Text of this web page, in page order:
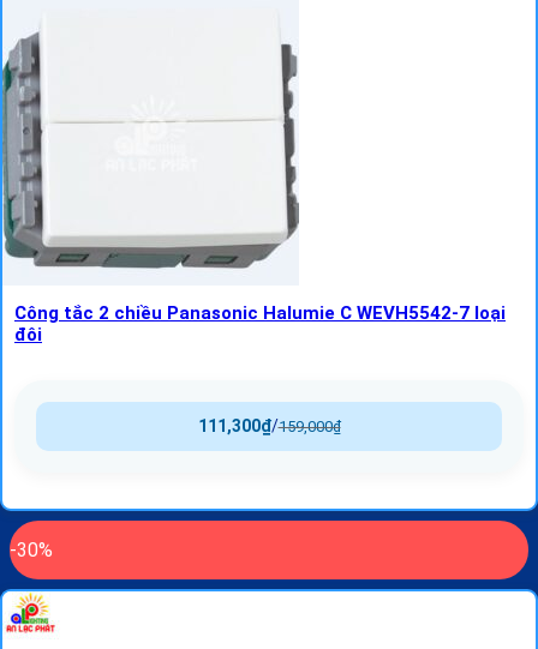
Công tắc 2 chiều Panasonic Halumie C WEVH5542-7 loại
đôi
159,000₫
/
111,300₫
-30%